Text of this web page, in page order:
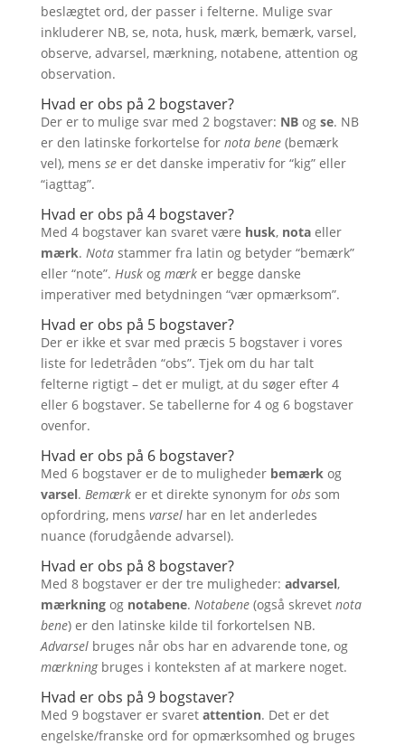
beslægtet ord, der passer i felterne. Mulige svar
inkluderer NB, se, nota, husk, mærk, bemærk, varsel,
observe, advarsel, mærkning, notabene, attention og
observation.
Hvad er obs på 2 bogstaver?
Der er to mulige svar med 2 bogstaver: NBog se. NB
er den latinske forkortelse for nota bene(bemærk
vel), mens seer det danske imperativ for “kig” eller
“iagttag”.
Hvad er obs på 4 bogstaver?
Med 4 bogstaver kan svaret være husk, notaeller
mærk. Notastammer fra latin og betyder “bemærk”
eller “note”. Huskog mærker begge danske
imperativer med betydningen “vær opmærksom”.
Hvad er obs på 5 bogstaver?
Der er ikke et svar med præcis 5 bogstaver i vores
liste for ledetråden “obs”. Tjek om du har talt
felterne rigtigt – det er muligt, at du søger efter 4
eller 6 bogstaver. Se tabellerne for 4 og 6 bogstaver
ovenfor.
Hvad er obs på 6 bogstaver?
Med 6 bogstaver er de to muligheder bemærkog
varsel. Bemærker et direkte synonym for obssom
opfordring, mens varselhar en let anderledes
nuance (forudgående advarsel).
Hvad er obs på 8 bogstaver?
Med 8 bogstaver er der tre muligheder: advarsel,
mærkningog notabene. Notabene(også skrevet nota
bene) er den latinske kilde til forkortelsen NB.
Advarselbruges når obs har en advarende tone, og
mærkningbruges i konteksten af at markere noget.
Hvad er obs på 9 bogstaver?
Med 9 bogstaver er svaret attention. Det er det
engelske/franske ord for opmærksomhed og bruges